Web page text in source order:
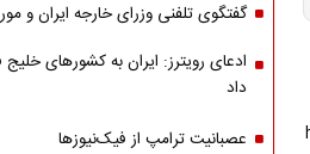
گفتگوی تلفنی وزرای خارجه ایران و
ادعای رویترز: ایران به کشورهای
داد
عصبانیت ترامپ از فیک‌نیوزها